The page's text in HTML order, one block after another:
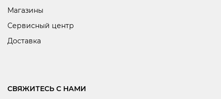
Магазины
Сервисный центр
Доставка
СВЯЖИТЕСЬ С НАМИ